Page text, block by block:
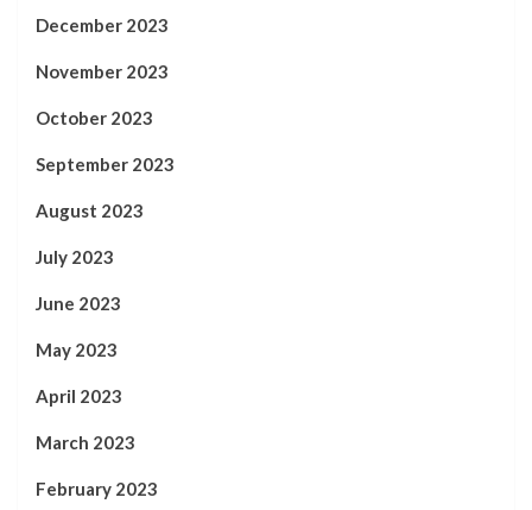
December 2023
November 2023
October 2023
September 2023
August 2023
July 2023
June 2023
May 2023
April 2023
March 2023
February 2023